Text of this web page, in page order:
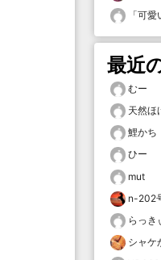
「可愛
最近
むー
天然ほ
鯉かち
ひー
mut
n-202
らっき
シャケ